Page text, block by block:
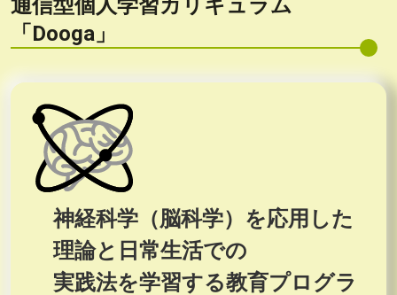
通信型個人学習カリキュラム
「Dooga」
神経科学（脳科学）を応用した
理論と日常生活での
実践法を学習する教育プログラ